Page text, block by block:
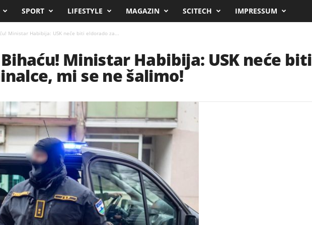
SPORT LIFESTYLE MAGAZIN SCITECH IMPRESSUM
Ministar Habibija: USK neće biti eldorado za...
Ministar Habibija: USK neće biti
mi se ne šalimo!